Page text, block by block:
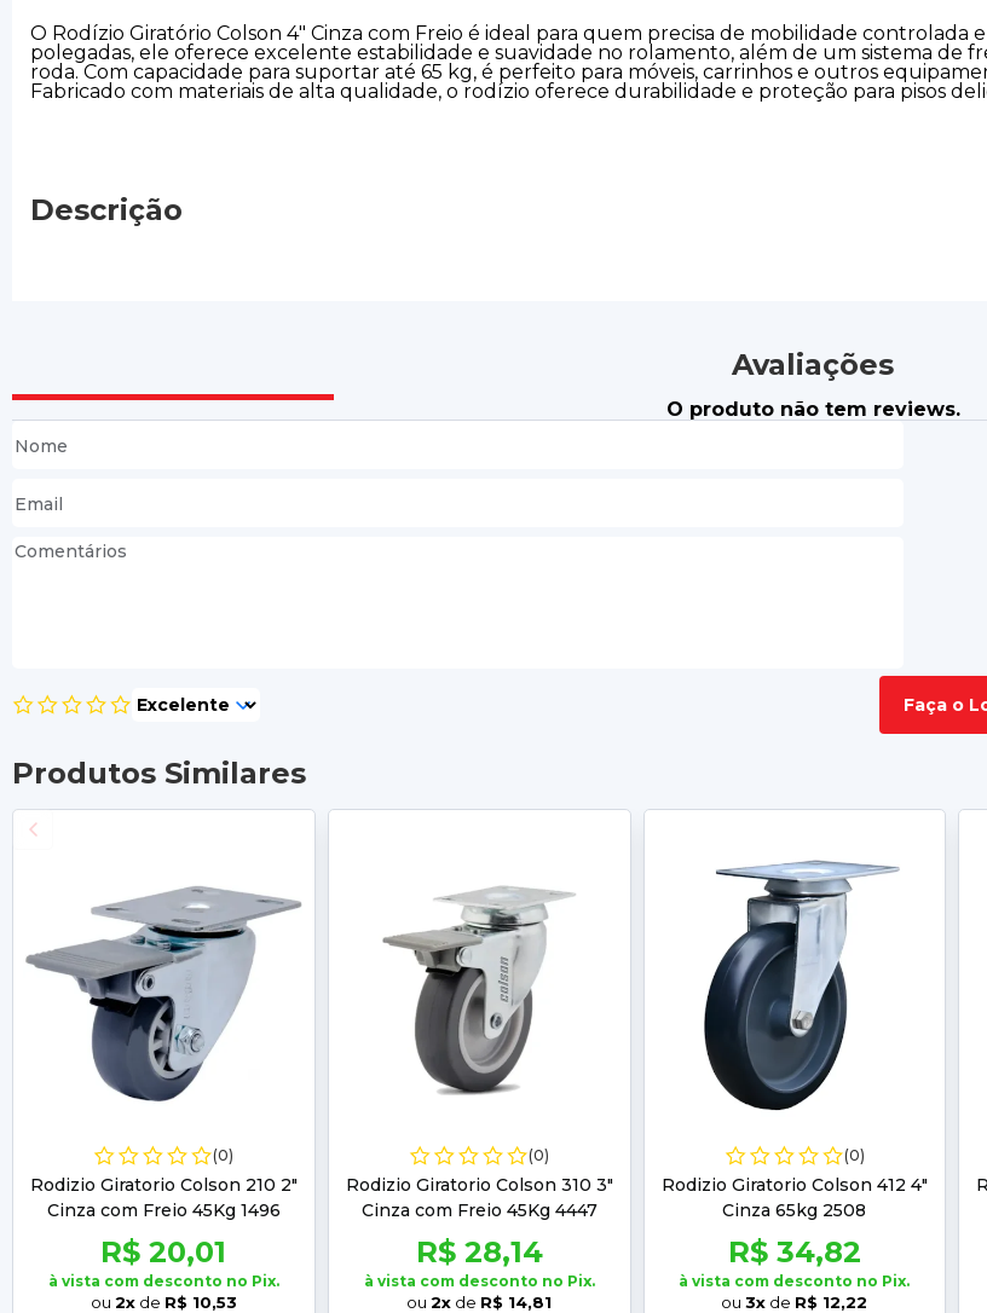
O Rodízio Giratório Colson 4" Cinza com Freio é ideal para quem precisa de mobilidade controlada
polegadas, ele oferece excelente estabilidade e suavidade no rolamento, além de um sistema de
roda. Com capacidade para suportar até 65 kg, é perfeito para móveis, carrinhos e outros
Fabricado com materiais de alta qualidade, o rodízio oferece durabilidade e proteção para pisos
Descrição
Avaliações
O produto não tem reviews.
Faça o
Produtos Similares
(0)
Rodizio Giratorio Colson 210 2"
Cinza com Freio 45Kg 1496
R$ 20,01
à vista com desconto no Pix.
ou 2xde R$ 10,53
(0)
Rodizio Giratorio Colson 310 3"
Cinza com Freio 45Kg 4447
R$ 28,14
à vista com desconto no Pix.
ou2x de R$ 14,81
(0)
Rodizio Giratorio Colson 412 4"
Cinza 65kg 2508
R$ 34,82
à vista com desconto no Pix.
ou3x de R$ 12,22